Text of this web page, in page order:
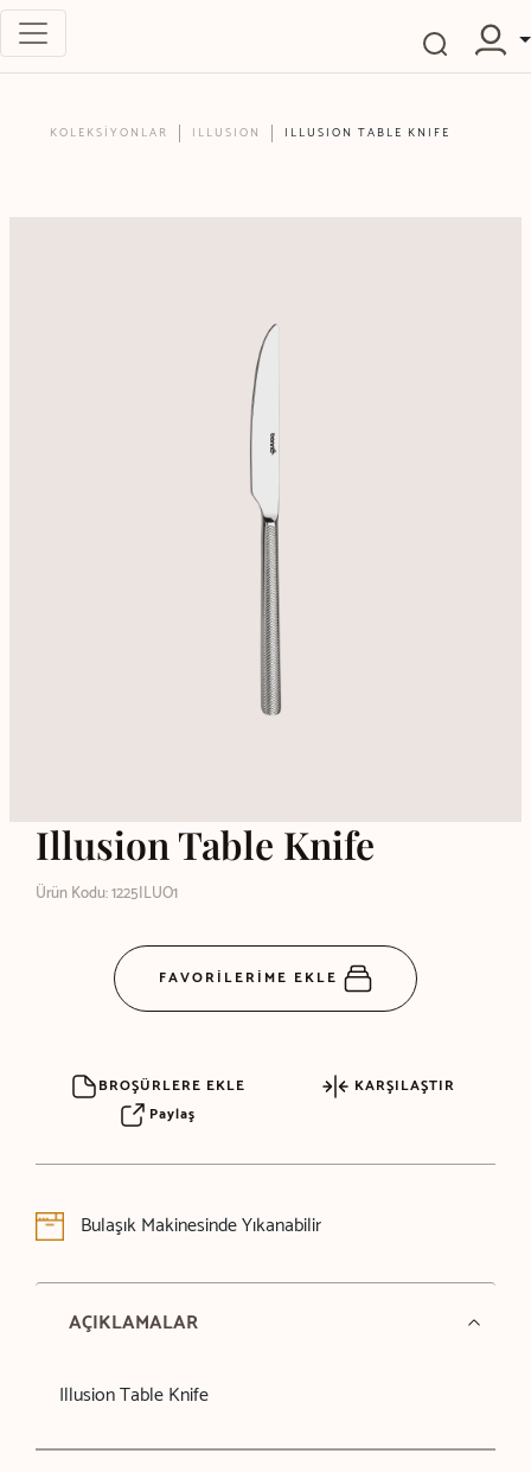
KOLEKSİYONLAR ILLUSION ILLUSION TABLE KNIFE
Illusion Table Knife
Ürün Kodu: 1225ILUO1
FAVORİLERİME EKLE
BROŞÜRLERE EKLE
KARŞILAŞTIR
Paylaş
Bulaşık Makinesinde Yıkanabilir
AÇIKLAMALAR
Illusion Table Knife